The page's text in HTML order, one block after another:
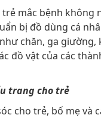
mắc bệnh không
bị đồ dùng cá
chăn, ga
đồ vật của các
trang cho trẻ
cho trẻ, bố mẹ và